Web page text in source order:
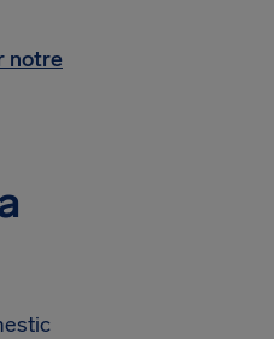
notre